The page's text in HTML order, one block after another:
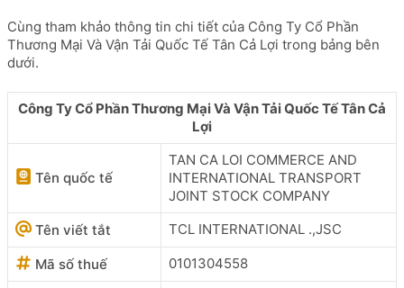
Cùng tham khảo thông tin chi tiết của Công Ty Cổ Phần
Thương Mại Và Vận Tải Quốc Tế Tân Cả Lợi trong bảng bên
dưới.
Công Ty Cổ Phần Thương Mại Và Vận Tải Quốc Tế Tân Cả
Lợi
Tên quốc tế
TAN CA LOI COMMERCE AND
INTERNATIONAL TRANSPORT
JOINT STOCK COMPANY
Tên viết tắt
TCL INTERNATIONAL .,JSC
Mã số thuế 0101304558